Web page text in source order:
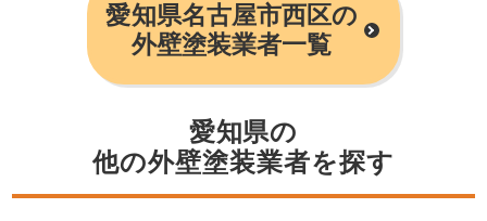
愛知県名古屋市西区の
外壁塗装業者一覧
愛知県の
他の外壁塗装業者を探す